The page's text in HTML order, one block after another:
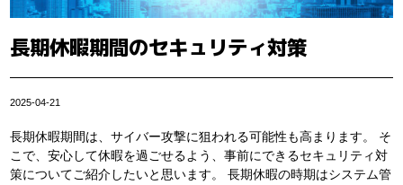
長期休暇期間のセキュリティ対策
2025-04-21
長期休暇期間は、サイバー攻撃に狙われる可能性も高まります。 そ
こで、安心して休暇を過ごせるよう、事前にできるセキュリティ対
策についてご紹介したいと思います。 長期休暇の時期はシステム管